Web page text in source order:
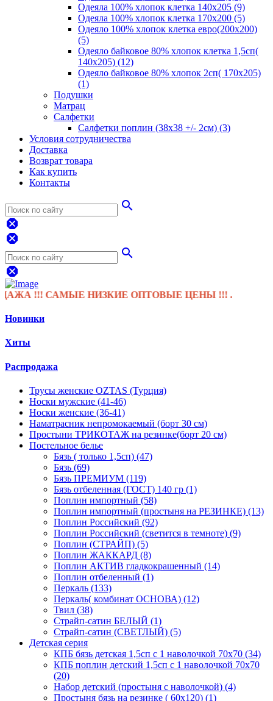
Одеяла 100% хлопок клетка 140х205 (9)
Одеяла 100% хлопок клетка 170х200 (5)
Одеяло 100% хлопок клетка евро(200х200)
(5)
Одеяло байковое 80% хлопок клетка 1,5сп(
140х205) (12)
Одеяло байковое 80% хлопок 2сп( 170х205)
(1)
Подушки
Матрац
Салфетки
Салфетки поплин (38х38 +/- 2см) (3)
Условия сотрудничества
Доставка
Возврат товара
Как купить
Контакты
search
dangerous
dangerous
search
dangerous
!!! САМЫЕ НИЗКИЕ ОПТОВЫЕ ЦЕНЫ !!! .
Новинки
Хиты
Распродажа
Трусы женские OZTAS (Турция)
Носки мужские (41-46)
Носки женские (36-41)
Наматрасник непромокаемый (борт 30 см)
Простыни ТРИКОТАЖ на резинке(борт 20 см)
Постельное белье
Бязь ( только 1,5сп) (47)
Бязь (69)
Бязь ПРЕМИУМ (119)
Бязь отбеленная (ГОСТ) 140 гр (1)
Поплин импортный (58)
Поплин импортный (простыня на РЕЗИНКЕ) (13)
Поплин Российский (92)
Поплин Российский (светится в темноте) (9)
Поплин (СТРАЙП) (5)
Поплин ЖАККАРД (8)
Поплин АКТИВ гладкокрашенный (14)
Поплин отбеленный (1)
Перкаль (133)
Перкаль( комбинат ОСНОВА) (12)
Твил (38)
Страйп-сатин БЕЛЫЙ (1)
Страйп-сатин (СВЕТЛЫЙ) (5)
Детская серия
КПБ бязь детская 1,5сп с 1 наволочкой 70х70 (34)
КПБ поплин детский 1,5сп с 1 наволочкой 70х70
(20)
Набор детский (простыня с наволочкой) (4)
Простыня бязь на резинке ( 60х120) (1)